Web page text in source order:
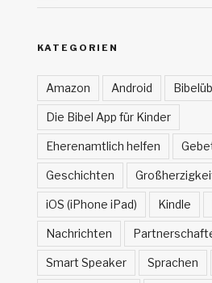
KATEGORIEN
Amazon Android
Die Bibel App für Kinder
Eherenamtlich helfen
Geschichten
iOS (iPhone iPad) Kindle
Nachrichten
Smart Speaker Sprachen